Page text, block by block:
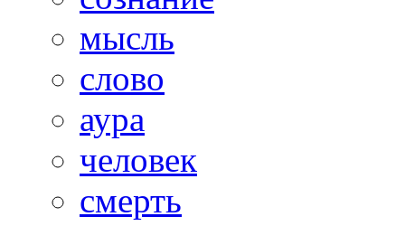
мысль
слово
аура
человек
смерть